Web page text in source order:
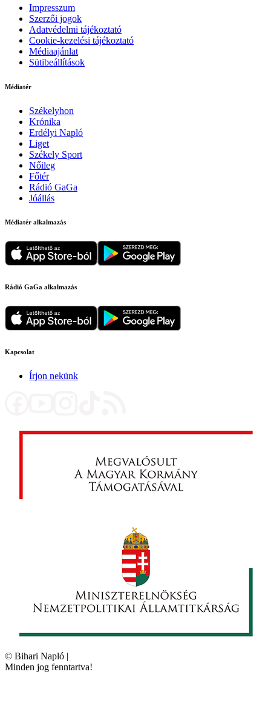
Impresszum
Szerzői jogok
Adatvédelmi tájékoztató
Cookie-kezelési tájékoztató
Médiaajánlat
Sütibeállítások
Médiatér
Székelyhon
Krónika
Erdélyi Napló
Liget
Székely Sport
Nőileg
Főtér
Rádió GaGa
Jóállás
Médiatér alkalmazás
Rádió GaGa alkalmazás
Kapcsolat
Írjon nekünk
© Bihari Napló |
Minden jog fenntartva!